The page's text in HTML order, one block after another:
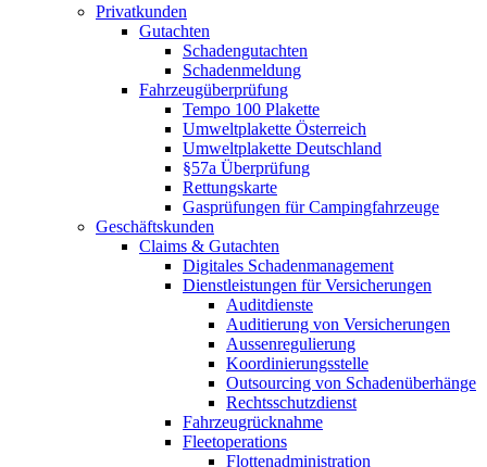
Privatkunden
Gutachten
Schadengutachten
Schadenmeldung
Fahrzeugüberprüfung
Tempo 100 Plakette
Umweltplakette Österreich
Umweltplakette Deutschland
§57a Überprüfung
Rettungskarte
Gasprüfungen für Campingfahrzeuge
Geschäftskunden
Claims & Gutachten
Digitales Schadenmanagement
Dienstleistungen für Versicherungen
Auditdienste
Auditierung von Versicherungen
Aussenregulierung
Koordinierungsstelle
Outsourcing von Schadenüberhänge
Rechtsschutzdienst
Fahrzeugrücknahme
Fleetoperations
Flottenadministration